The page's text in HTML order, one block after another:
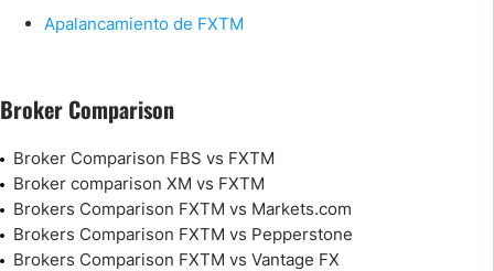
Apalancamiento de FXTM
Broker Comparison
Broker Comparison FBS vs FXTM
Broker comparison XM vs FXTM
Brokers Comparison FXTM vs Markets.com
Brokers Comparison FXTM vs Pepperstone
Brokers Comparison FXTM vs Vantage FX